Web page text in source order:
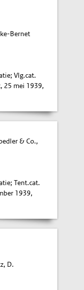
Bernet
Vlg.cat.
25 mei 1939,
& Co.,
Tent.cat.
1939,
D.